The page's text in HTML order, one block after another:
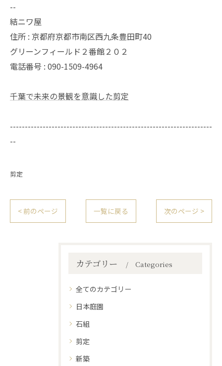
--
結ニワ屋
住所 : 京都府京都市南区西九条豊田町40
グリーンフィールド２番館２０２
電話番号 : 090-1509-4964
千葉で未来の景観を意識した剪定
--------------------------------------------------------------------
--
剪定
< 前のページ 一覧に戻る 次のページ >
カテゴリー Categories
全てのカテゴリー
日本庭園
石組
剪定
新築